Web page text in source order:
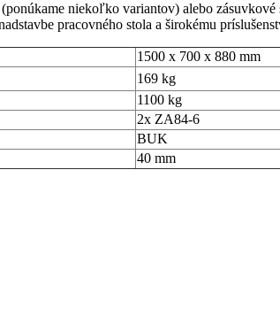
niekoľko variantov) alebo
pracovného stola a širokému
1500 x 700 x 880 mm
169 kg
1100 kg
2x ZA84-6
BUK
40 mm